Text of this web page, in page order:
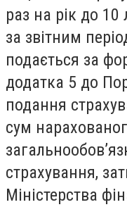
раз на рік до 10
за звітним
подається за
додатка 5 до
подання
сум
страхування,
Міністерства